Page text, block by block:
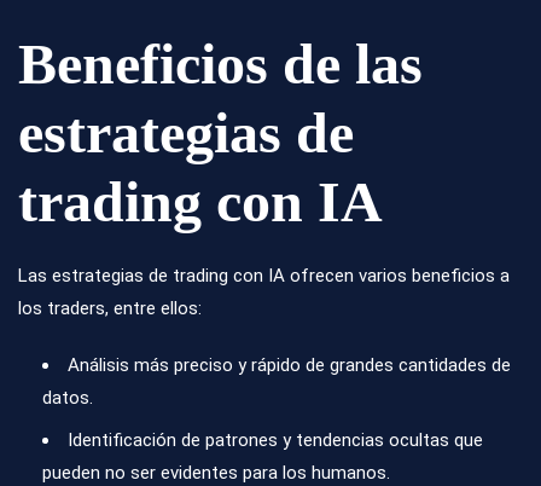
Beneficios de las
estrategias de
trading con IA
Las estrategias de trading con IA ofrecen varios beneficios a
los traders, entre ellos:
Análisis más preciso y rápido de grandes cantidades de
datos.
Identificación de patrones y tendencias ocultas que
pueden no ser evidentes para los humanos.